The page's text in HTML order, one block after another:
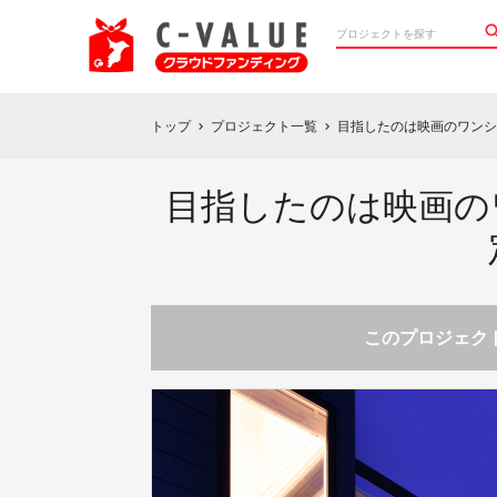
トップ chevron_right プロジェクト一覧 chevron_right 目指したのは映画のワン
目指したのは映画
このプロジェク